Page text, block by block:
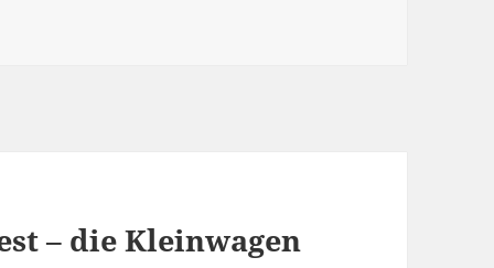
– die Kleinwagen